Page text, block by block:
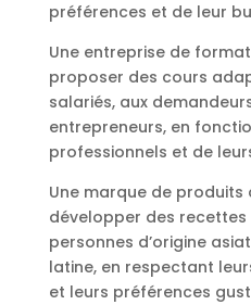
préférences et de leur
Une entreprise de
proposer des cours
salariés, aux
entrepreneurs, en
professionnels et de
Une marque de produits
développer des
personnes d’origine
latine, en respectant
et leurs préférences